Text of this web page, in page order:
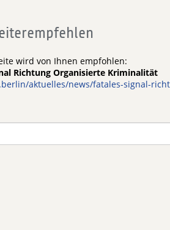
wird von Ihnen empfohlen:
Richtung Organisierte Kriminalität
aktuelles/news/fatales-signal-